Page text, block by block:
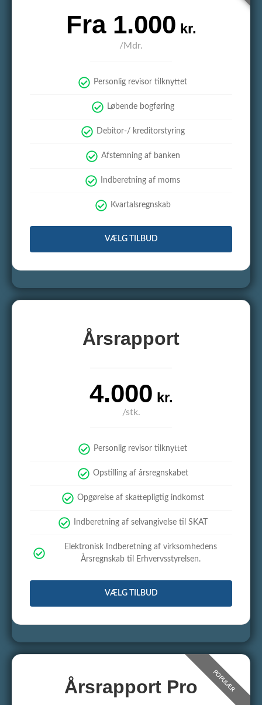
Fra 1.000 kr.
/Mdr.
Personlig revisor tilknyttet
Løbende bogføring
Debitor-/ kreditorstyring
Afstemning af banken
Indberetning af moms
Kvartalsregnskab
VÆLG TILBUD
Årsrapport
4.000 kr.
/stk.
Personlig revisor tilknyttet
Opstilling af årsregnskabet
Opgørelse af skattepligtig indkomst
Indberetning af selvangivelse til SKAT
Elektronisk Indberetning af virksomhedens
Årsregnskab til Erhvervsstyrelsen.
VÆLG TILBUD
Årsrapport Pro